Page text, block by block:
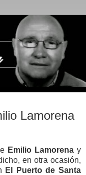
Lamorena
Emilio Lamorena y
en otra ocasión,
El Puerto de Santa